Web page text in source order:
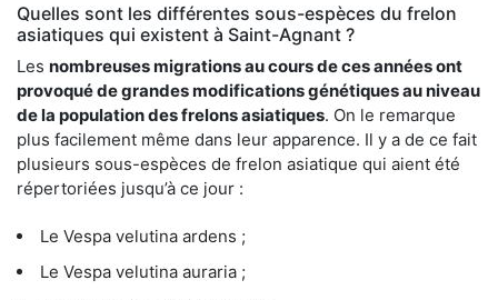
Quelles sont les différentes sous-espèces du frelon
asiatiques qui existent à Saint-Agnant ?
Les nombreuses migrations au cours de ces années ont
provoqué de grandes modifications génétiques au niveau
de la population des frelons asiatiques. On le remarque
plus facilement même dans leur apparence. Il y a de ce fait
plusieurs sous-espèces de frelon asiatique qui aient été
répertoriées jusqu’à ce jour :
Le Vespa velutina ardens ;
Le Vespa velutina auraria ;